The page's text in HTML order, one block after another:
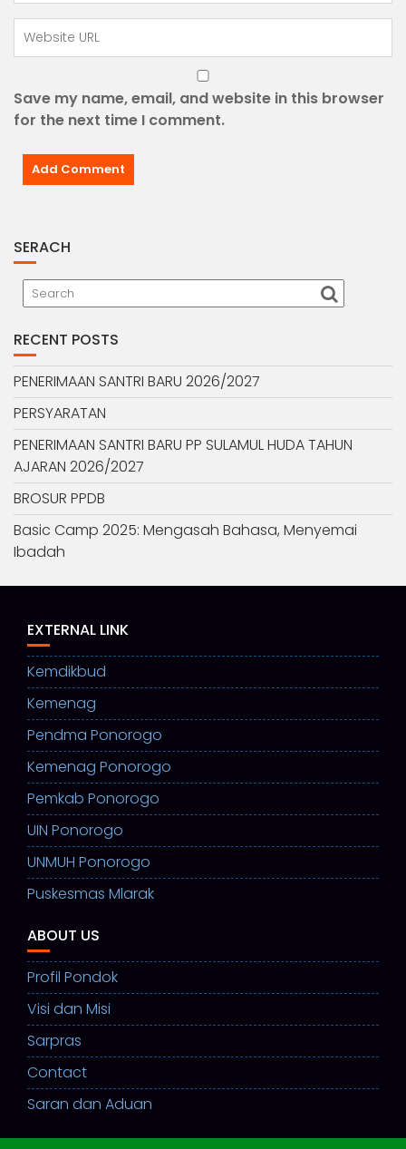
Save my name, email, and website in this browser
for the next time I comment.
SERACH
RECENT POSTS
PENERIMAAN SANTRI BARU 2026/2027
PERSYARATAN
PENERIMAAN SANTRI BARU PP SULAMUL HUDA TAHUN
AJARAN 2026/2027
BROSUR PPDB
Basic Camp 2025: Mengasah Bahasa, Menyemai
Ibadah
EXTERNAL LINK
Kemdikbud
Kemenag
Pendma Ponorogo
Kemenag Ponorogo
Pemkab Ponorogo
UIN Ponorogo
UNMUH Ponorogo
Puskesmas Mlarak
ABOUT US
Profil Pondok
Visi dan Misi
Sarpras
Contact
Saran dan Aduan